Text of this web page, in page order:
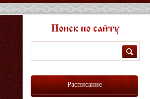
Поиск по сайту
Расписание